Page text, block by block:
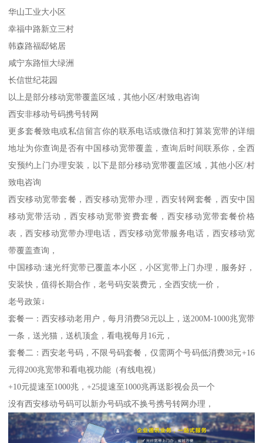
华山工业大小区
幸福中路新立三村
韩森路福邸铭居
咸宁东路恒大绿洲
长信世纪花园
以上是部分移动宽带覆盖区域，其他小区/村致电咨询
西安非移动号码携号转网
更多套餐致电或私信留言你的联系电话或微信和打算装宽带的详细
地址为你查询是否有中国移动宽带覆盖，查询后时间联系你，全西
安预约上门办理安装，以下是部分移动宽带覆盖区域，其他小区/村
致电咨询
西安移动宽带套餐，西安移动宽带办理，西安转网套餐，西安中国
移动宽带活动，西安移动宽带资费套餐，西安移动宽带套餐价格
表，西安移动宽带办理电话，西安移动宽带服务电话，西安移动宽
带覆盖查询，
中国移动:速光纤宽带已覆盖本小区，小区宽带上门办理，服务好，
安装快，值得长期合作，老号码安装费元，全西安统一价，
老号政策↓
套餐一：西安移动老用户，每月消费58元以上，送200M-1000兆宽带
一条，送光猫，送机顶盒，看电视每月16元，
套餐二：西安老号码，不限号码套餐，仅需两个号码低消费38元+16
元得200兆宽带和看电视功能（有线电视）
+10元提速至1000兆，+25提速至1000兆再送影视会员一个
没有西安移动号码可以新办号码或不换号携号转网办理，